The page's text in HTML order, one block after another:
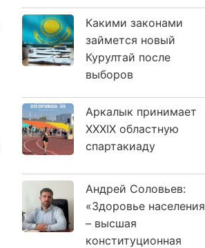
Какими законами
займется новый
Курултай после
выборов
Аркалык принимает
XXXIX областную
спартакиаду
Андрей Соловьев:
«Здоровье населения
– высшая
конституционная